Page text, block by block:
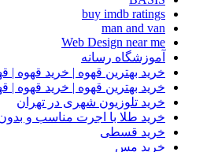
buy imdb ratings
man and van
Web Design near me
آموزشگاه رسانه
خرید بهترین قهوه | خرید قهوه |
خرید بهترین قهوه | خرید قهوه |
خرید تلوزیون شهری در تهران
خرید طلا با اجرت مناسب و
خرید قسطی
خرید مس